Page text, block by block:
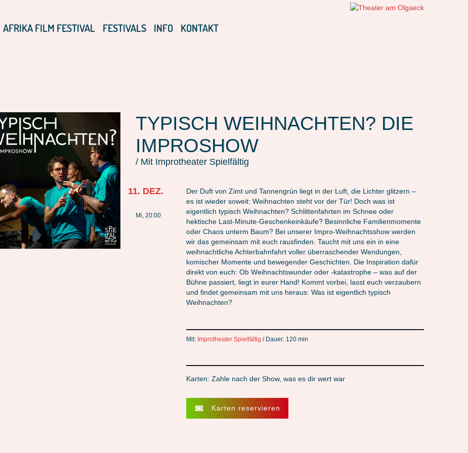
AFRIKA FILM FESTIVAL FESTIVALS INFO KONTAKT
TYPISCH WEIHNACHTEN? DIE
IMPROSHOW
/ Mit Improtheater Spielfältig
11. DEZ.
Mi, 20:00
Der Duft von Zimt und Tannengrün liegt in der Luft, die Lichter glitzern –
es ist wieder soweit: Weihnachten steht vor der Tür! Doch was ist
eigentlich typisch Weihnachten? Schlittenfahrten im Schnee oder
hektische Last-Minute-Geschenkeinkäufe? Besinnliche Familienmomente
oder Chaos unterm Baum? Bei unserer Impro-Weihnachtsshow werden
wir das gemeinsam mit euch rausfinden. Taucht mit uns ein in eine
weihnachtliche Achterbahnfahrt voller überraschender Wendungen,
komischer Momente und bewegender Geschichten. Die Inspiration dafür
direkt von euch: Ob Weihnachtswunder oder -katastrophe – was auf der
Bühne passiert, liegt in eurer Hand! Kommt vorbei, lasst euch verzaubern
und findet gemeinsam mit uns heraus: Was ist eigentlich typisch
Weihnachten?
Mit: Improtheater Spielfältig / Dauer: 120 min
Karten: Zahle nach der Show, was es dir wert war
Karten reservieren